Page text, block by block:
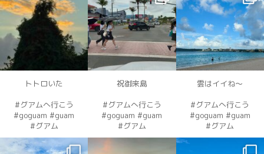
トトロいた
#グアムへ行こう
#goguam #guam
#グアム
12月 4
祝御来島
#グアムへ行こう
#goguam #guam
#グアム
12月 4
雲はイイね〜
#グアムへ行こう
#goguam #guam
#グアム
dahawaii